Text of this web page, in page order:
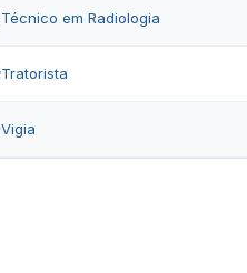
Técnico em Radiologia
Tratorista
Vigia